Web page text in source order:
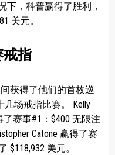
下，科普赢得了胜利，
美元。
戒指
间获得了他们的首枚巡
场戒指比赛。 Kelly
了赛事#1：$400 无限注
Catone 赢得了赛
$118,932 美元。